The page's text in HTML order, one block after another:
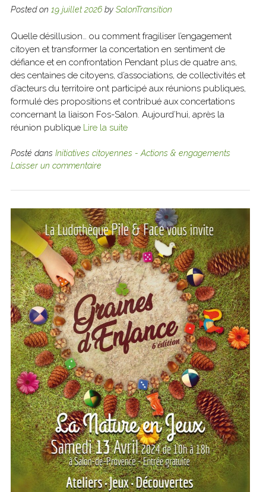
Posted on 19 juillet 2026by SalonTransition
Quelle désillusion… ou comment fragiliser l’engagement
citoyen et transformer la concertation en sentiment de
défiance et en confrontation Pendant plus de quatre ans,
des centaines de citoyens, d’associations, de collectivités et
d’acteurs du territoire ont participé aux réunions publiques,
formulé des propositions et contribué aux concertations
concernant la liaison Fos-Salon. Aujourd’hui, après la
réunion publique Lire la suite
Posté dans Initiatives citoyennes - Actions & engagements
Laisser un commentaire